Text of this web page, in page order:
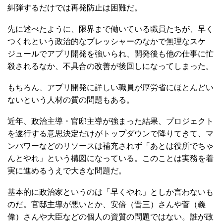
糾弾するだけでは再発防止は困難だ。
先に述べたように、限界まで働いている職員たちが、早く
つくれという政治的なプレッシャーのなかで無理なスケ
ジュールでアプリ開発を強いられ、開発後も他の仕事に忙
殺されるなか、不具合の改善が後回しになってしまった。
もちろん、アプリ開発に詳しい職員が厚労省にほとんどい
ないという人材の質の問題もある。
近年、政治主導・官邸主導が強まった結果、プロジェクト
を遂行する意思決定だけがトップダウンで降りてきて、マ
ンパワーなどのリソースは補充されず「あとは役所でちゃ
んとやれ」という構図になっている。このことは実務を着
実に進めるうえで大きな問題だ。
基本的に政治家というのは「早くやれ」としか言わないも
のだ。官邸主導が悪いとか、安倍（晋三）さんや菅（義
偉）さんや大臣などの個人の資質の問題ではない。誰が政